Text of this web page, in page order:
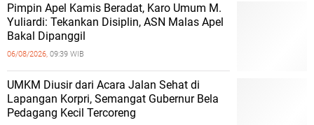
Pimpin Apel Kamis Beradat, Karo Umum M.
Yuliardi: Tekankan Disiplin, ASN Malas Apel
Bakal Dipanggil
06/08/2026, 09:39 WIB
UMKM Diusir dari Acara Jalan Sehat di
Lapangan Korpri, Semangat Gubernur Bela
Pedagang Kecil Tercoreng